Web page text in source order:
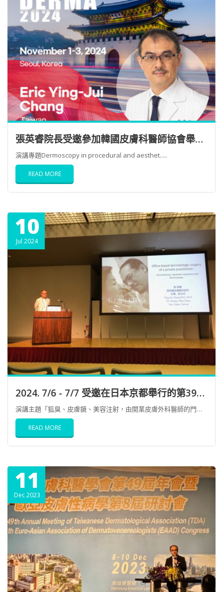
張英睿院長受邀參加韓國皮膚科醫師協會舉辦的【KOREADERMA 2024國際皮膚病學研討會】擔任演講者
演講專題Dermoscopy in procedural and aesthet.....
READ MORE
10
Jul 2024
2024. 7/6 - 7/7 受邀在日本京都舉行的第39回【日本皮膚外科學會總會及學術大會】專題演講
演講主題「狐臭、皮膚鏡、美容注射，由開業皮膚外科醫師的門診治療」
READ MORE
11
Dec 2023